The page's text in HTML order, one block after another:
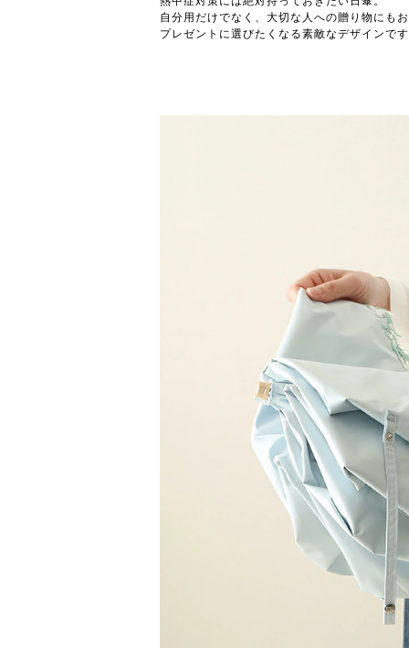
自分用だけでなく、大切な人への贈り物にも
プレゼントに選びたくなる素敵なデザインで